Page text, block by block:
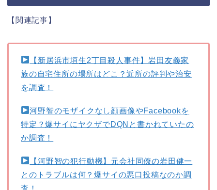
【関連記事】
【新居浜市垣生2丁目殺人事件】岩田友義家
族の自宅住所の場所はどこ？近所の評判や治安
を調査！
河野智のモザイクなし顔画像やFacebookを
特定？爆サイにヤクザでDQNと書かれていたの
か調査！
【河野智の犯行動機】元会社同僚の岩田健一
とのトラブルは何？爆サイの悪口投稿なのか調
査！